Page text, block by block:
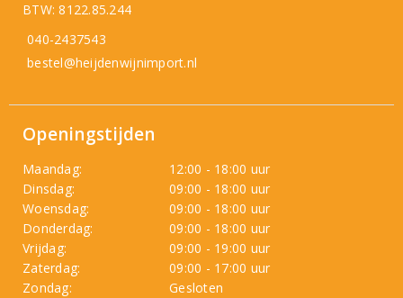
BTW: 8122.85.244
040-2437543
bestel@heijdenwijnimport.nl
Openingstijden
Maandag:
12:00 - 18:00 uur
Dinsdag:
09:00 - 18:00 uur
Woensdag:
09:00 - 18:00 uur
Donderdag:
09:00 - 18:00 uur
Vrijdag:
09:00 - 19:00 uur
Zaterdag:
09:00 - 17:00 uur
Zondag:
Gesloten